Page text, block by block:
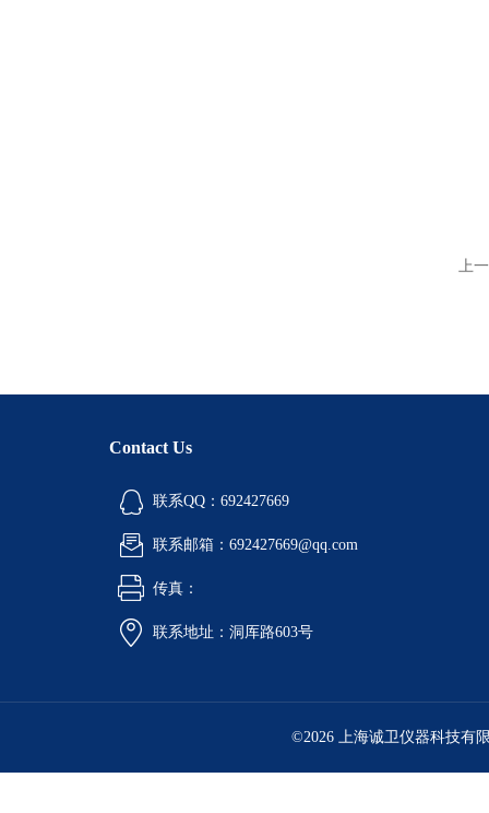
上
Contact Us
联系QQ：692427669
联系邮箱：692427669@qq.com
传真：
联系地址：洞厍路603号
©2026 上海诚卫仪器科技有